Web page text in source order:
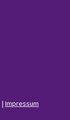
| Impressum